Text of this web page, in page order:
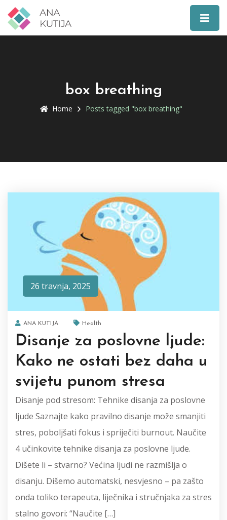
box breathing
Home Posts tagged "box breathing"
26 travnja, 2025
ANA KUTIJA Health
Disanje za poslovne ljude:
Kako ne ostati bez daha u
svijetu punom stresa
Disanje pod stresom: Tehnike disanja za poslovne
ljude Saznajte kako pravilno disanje može smanjiti
stres, poboljšati fokus i spriječiti burnout. Naučite
4 učinkovite tehnike disanja za poslovne ljude.
Dišete li – stvarno? Većina ljudi ne razmišlja o
disanju. Dišemo automatski, nesvjesno – pa zašto
onda toliko terapeuta, liječnika i stručnjaka za stres
stalno govori: “Naučite […]